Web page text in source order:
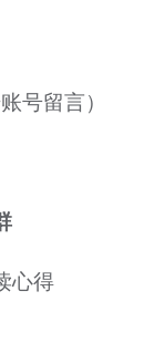
号留言）
心得